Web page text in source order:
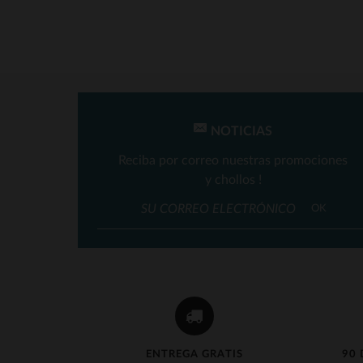
ENTREGA GRATIS 90
NOTICIAS
Reciba por correo nuestras promociones
y chollos !
OK